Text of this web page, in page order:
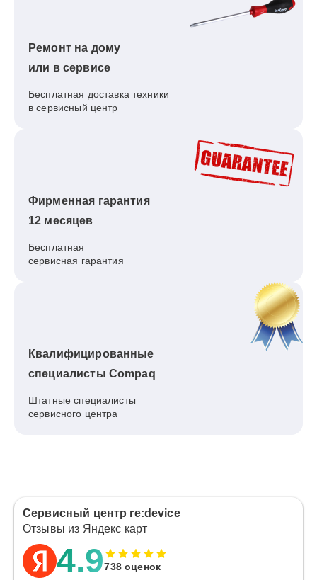
Ремонт на дому
или в сервисе
Бесплатная доставка техники
в сервисный центр
Фирменная гарантия
12 месяцев
Бесплатная
сервисная гарантия
Квалифицированные
специалисты Compaq
Штатные специалисты
сервисного центра
Сервисный центр re:device
Отзывы из Яндекс карт
4.9738 оценок